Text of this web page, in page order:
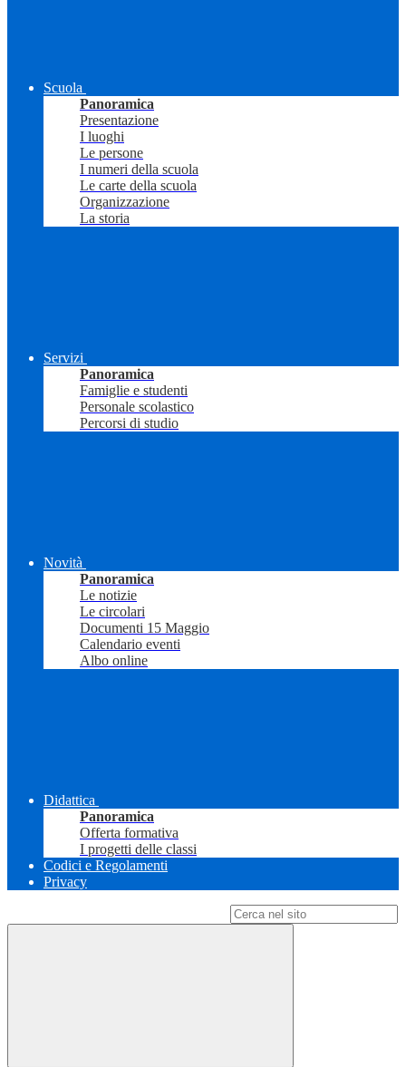
Scuola
Panoramica
Presentazione
I luoghi
Le persone
I numeri della scuola
Le carte della scuola
Organizzazione
La storia
Servizi
Panoramica
Famiglie e studenti
Personale scolastico
Percorsi di studio
Novità
Panoramica
Le notizie
Le circolari
Documenti 15 Maggio
Calendario eventi
Albo online
Didattica
Panoramica
Offerta formativa
I progetti delle classi
Codici e Regolamenti
Privacy